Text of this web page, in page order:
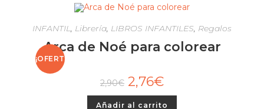
¡OFERT
INFANTIL, Librería, LIBROS INFANTILES, Regalos
Arca de Noé para colorear
2,90€ 2,76€
Añadir al carrito